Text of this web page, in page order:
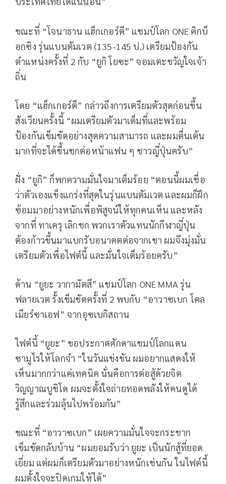
ขณะที่ “โจนาธาน แฮ็กเกอร์ตี” แชมป์โลก ONE คิกบ็
อกซิง รุ่นแบนตัมเวต (135-145 ป.) เตรียมป้องกัน
ตำแหน่งครั้งที่ 2 กับ “ยูกิ โยซะ” จอมเตะขวัญใจเจ้า
ถิ่น
โดย “แฮ็กเกอร์ตี” กล่าวถึงการเตรียมตัวสุดก่อนขึ้น
สังเวียนครั้งนี้ “ผมเตรียมตัวมาเต็มที่และพร้อม
ป้องกันเข็มขัดอย่างสุดความสามารถ และผมตื่นเต้น
มากที่จะได้ขึ้นชกต่อหน้าแฟน ๆ ชาวญี่ปุ่นครับ”
ฝั่ง “ยูกิ” ก็พกความมั่นใจมาเต็มร้อย “ตอนนี้ผมเชื่อ
ว่าตัวเองแข็งแกร่งที่สุดในรุ่นแบนตัมเวต และผมก็ฝึก
ซ้อมมาอย่างหนักเพื่อพิสูจน์ให้ทุกคนเห็น และหลัง
จากที่ ทาเครุ เลิกชก พวกเราตัวแทนนักกีฬาญี่ปุ่น
ต้องก้าวขึ้นมาแบกรับอนาคตต่อจากเขา ผมจึงมุ่งมั่น
เตรียมตัวเพื่อไฟต์นี้ และมั่นใจเต็มร้อยครับ”
ด้าน “ยูยะ วากามัตสึ” แชมป์โลก ONE MMA รุ่น
ฟลายเวต รั้งเข็มขัดครั้งที่ 2 พบกับ “อาวาซเบก โคล
เมียร์ซาเอฟ” จากอุซเบกิสถาน
ไฟต์นี้ “ยูยะ” ขอประกาศศักดาแชมป์โลกแดน
ซามูไรให้โลกจำ “ในวันแข่งขัน ผมอยากแสดงให้
เห็นมากกว่าแค่เทคนิค นั่นคือการต่อสู้ด้วยจิต
วิญญาณบูชิโด ผมจะตั้งใจถ่ายทอดพลังให้คนดูได้
รู้สึกและร่วมลุ้นไปพร้อมกัน”
ขณะที่ “อาวาซเบก” เผยความมั่นใจจะกระชาก
เข็มขัดกลับบ้าน “ผมยอมรับว่า ยูยะ เป็นนักสู้ที่ยอด
เยี่ยม แต่ผมก็เตรียมตัวมาอย่างหนักเช่นกัน ในไฟต์นี้
ผมตั้งใจจะปิดเกมให้ได้”